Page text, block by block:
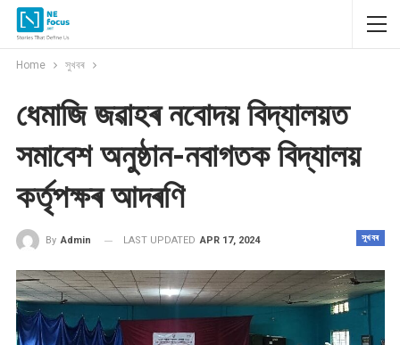
Home সুখবৰ
ধেমাজি জৱাহৰ নবোদয় বিদ্যালয়ত
সমাবেশ অনুষ্ঠান-নবাগতক বিদ্যালয়
কৰ্তৃপক্ষৰ আদৰণি
সুখবৰ
By Admin LAST UPDATED APR 17, 2024